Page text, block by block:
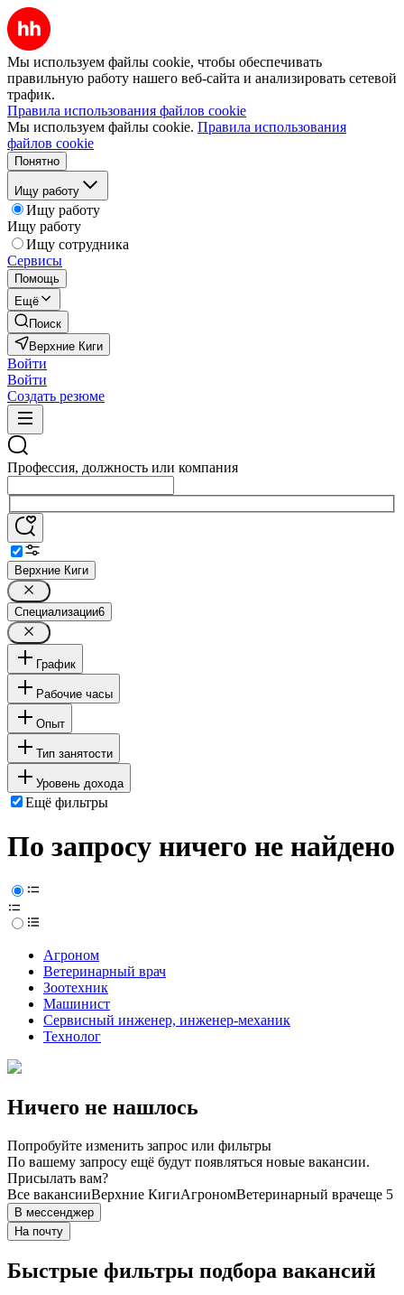
Мы используем файлы cookie, чтобы обеспечивать
правильную работу нашего веб-сайта и анализировать сетевой
трафик.
Правила использования файлов cookie
Мы используем файлы cookie. Правила использования
файлов cookie
Понятно
Ищу работу
Ищу работу
Ищу работу
Ищу сотрудника
Сервисы
Помощь
Ещё
Поиск
Верхние Киги
Войти
Войти
Создать резюме
Профессия, должность или компания
Верхние Киги
Специализации6
График
Рабочие часы
Опыт
Тип занятости
Уровень дохода
Ещё фильтры
По запросу ничего не найдено
Агроном
Ветеринарный врач
Зоотехник
Машинист
Сервисный инженер, инженер-механик
Технолог
Ничего не нашлось
Попробуйте изменить запрос или фильтры
По вашему запросу ещё будут появляться новые вакансии.
Присылать вам?
Все вакансииВерхние КигиАгрономВетеринарный врачеще 5
В мессенджер
На почту
Быстрые фильтры подбора вакансий